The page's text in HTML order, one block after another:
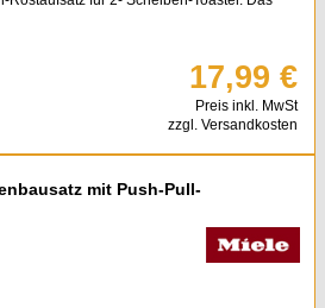
17,99 €
Preis inkl. MwSt
zzgl. Versandkosten
mit Push-Pull-